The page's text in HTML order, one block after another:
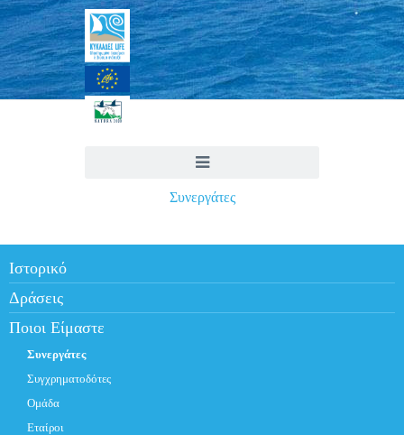
Συνεργάτες
Ιστορικό
Δράσεις
Ποιοι Είμαστε
Συνεργάτες
Συγχρηματοδότες
Ομάδα
Εταίροι